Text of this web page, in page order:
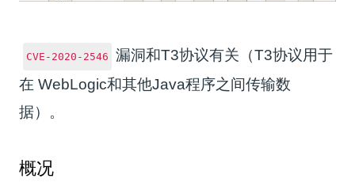
CVE-2020-2546
漏洞和T3协议有关（T3协议用于
在 WebLogic和其他Java程序之间传输数
据）。
概况